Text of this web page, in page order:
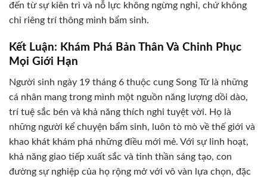
đến từ sự kiên trì và nỗ lực không ngừng nghỉ, chứ không
chỉ riêng trí thông minh bẩm sinh.
Kết Luận: Khám Phá Bản Thân Và Chinh Phục
Mọi Giới Hạn
Người sinh ngày 19 tháng 6 thuộc cung Song Tử là những
cá nhân mang trong mình một nguồn năng lượng dồi dào,
trí tuệ sắc bén và khả năng thích nghi tuyệt vời. Họ là
những người kể chuyện bẩm sinh, luôn tò mò về thế giới và
khao khát khám phá những điều mới mẻ. Với sự linh hoạt,
khả năng giao tiếp xuất sắc và tinh thần sáng tạo, con
đường sự nghiệp của họ rộng mở với vô vàn lựa chọn, đặc